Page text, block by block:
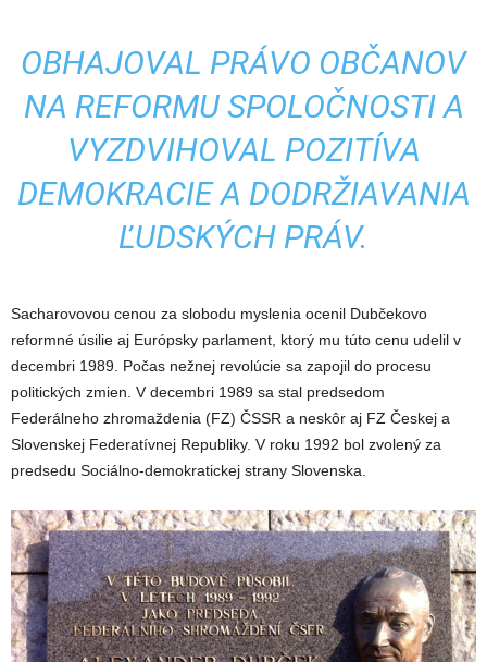
OBHAJOVAL PRÁVO OBČANOV
NA REFORMU SPOLOČNOSTI A
VYZDVIHOVAL POZITÍVA
DEMOKRACIE A DODRŽIAVANIA
ĽUDSKÝCH PRÁV.
Sacharovovou cenou za slobodu myslenia ocenil Dubčekovo
reformné úsilie aj Európsky parlament, ktorý mu túto cenu udelil v
decembri 1989. Počas nežnej revolúcie sa zapojil do procesu
politických zmien. V decembri 1989 sa stal predsedom
Federálneho zhromaždenia (FZ) ČSSR a neskôr aj FZ Českej a
Slovenskej Federatívnej Republiky. V roku 1992 bol zvolený za
predsedu Sociálno-demokratickej strany Slovenska.